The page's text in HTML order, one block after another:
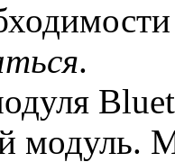
.
модуль.